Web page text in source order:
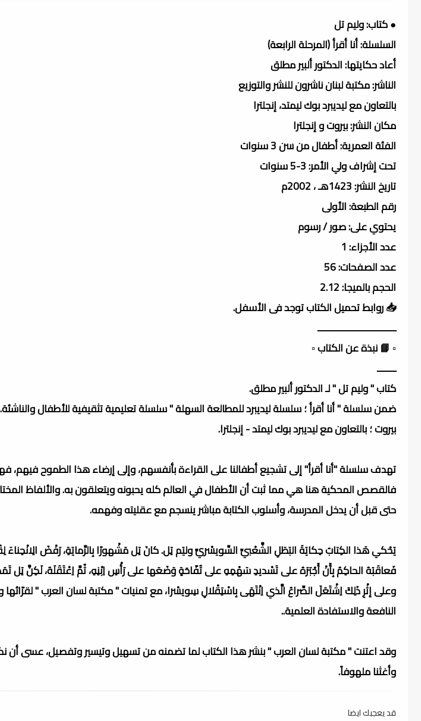
● كتاب: وليم تل
السلسلة: أنا أقرأ (المرحلة الرابعة)
أعاد حكايتها: الدكتور ألبير مطلق
الناشر: مكتبة لبنان ناشرون للنشر والتوزيع
بالتعاون مع ليديبرد بوك ليمتد، إنجلترا
مكان النشر: بيروت و إنجلترا
الفئة العمرية: أطفال من سن 3 سنوات
تحت إشراف ولي الأمر: 3-5 سنوات
تاريخ النشر: 1423هـ ، 2002م
رقم الطبعة: الأولى
يحتوي على: صور / رسوم
عدد الأجزاء: 1
عدد الصفحات: 56
الحجم بالميجا: 2.12
📥 روابط تحميل الكتاب توجد فى الأسفل.
ـــــــــــــــــــــــــــــــــ
▫️ 📘 نبذة عن الكتاب ▫️
ــــــــ
كتاب " وليم تل " لـ الدكتور ألبير مطلق.
ضمن سلسلة " أنا أقرأ ؛ سلسلة ليديبرد للمطالعة السهلة " سلسلة تعليمية تثقيفية للأطفال
بيروت ؛ بالتعاون مع ليديبرد بوك ليمتد - إنجلترا.
تهدف سلسلة "أنا أقرأ" إلى تشجيع أطفالنا على القراءة بأنفسهم، وإلى إرضاء هذا الطموح
فالقصص المحكية هنا هي مما ثبت أن الأطفال في العالم كله يحبونه ويتعلقون به. والألفاظ
حتى قبل أن يدخل المدرسة، وأسلوب الكتابة مباشر ينسجم مع عقليته وفهمه.
يَحْكي هَذا الكِتابُ حِكايَةَ البَطَلِ الشَّعْبيِّ السِّويسْريِّ وليَم تِل. كانَ تِل مَشْهورًا بِالرِّمايَةِ، رَفْضَ الِانْحِناءَ
فَعاقَبَهُ الحاكِمُ بِأَنْ أَجْبَرَهُ على تَسْديدِ سَهْمِهِ على تُفّاحَةٍ وَضَعَها على رَأْسِ اِبْنِهِ، ثُمَّ اِعْتَقَلَهُ، لَكِنَّ تِل
وعلى إثْرِ ذَلِكَ اِشْتَعَلَ الصِّراعُ الَّذي اِنْتَهَى بِاسْتِقْلالِ سِويسْرا، مع تمنيات " مكتبة لسان العرب " لقرّائها
النافعة والاستفادة العلمية..
وقد اعتنت " مكتبة لسان العرب " بنشر هذا الكتاب لما تضمنه من تسهيل وتيسير وتفصيل، عسى أن
وأغثنا ملهوفاً.
قد يعجبك ايضا